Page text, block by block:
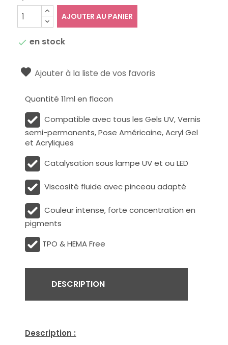
AJOUTER AU PANIER
 en stock
Ajouter à la liste de vos favoris
Quantité 11ml en flacon
Compatible avec tous les Gels UV, Vernis
semi-permanents, Pose Américaine, Acryl Gel
et Acryliques
Catalysation sous lampe UV et ou LED
Viscosité fluide avec pinceau adapté
Couleur intense, forte concentration en
pigments
TPO & HEMA Free
DESCRIPTION
Description :